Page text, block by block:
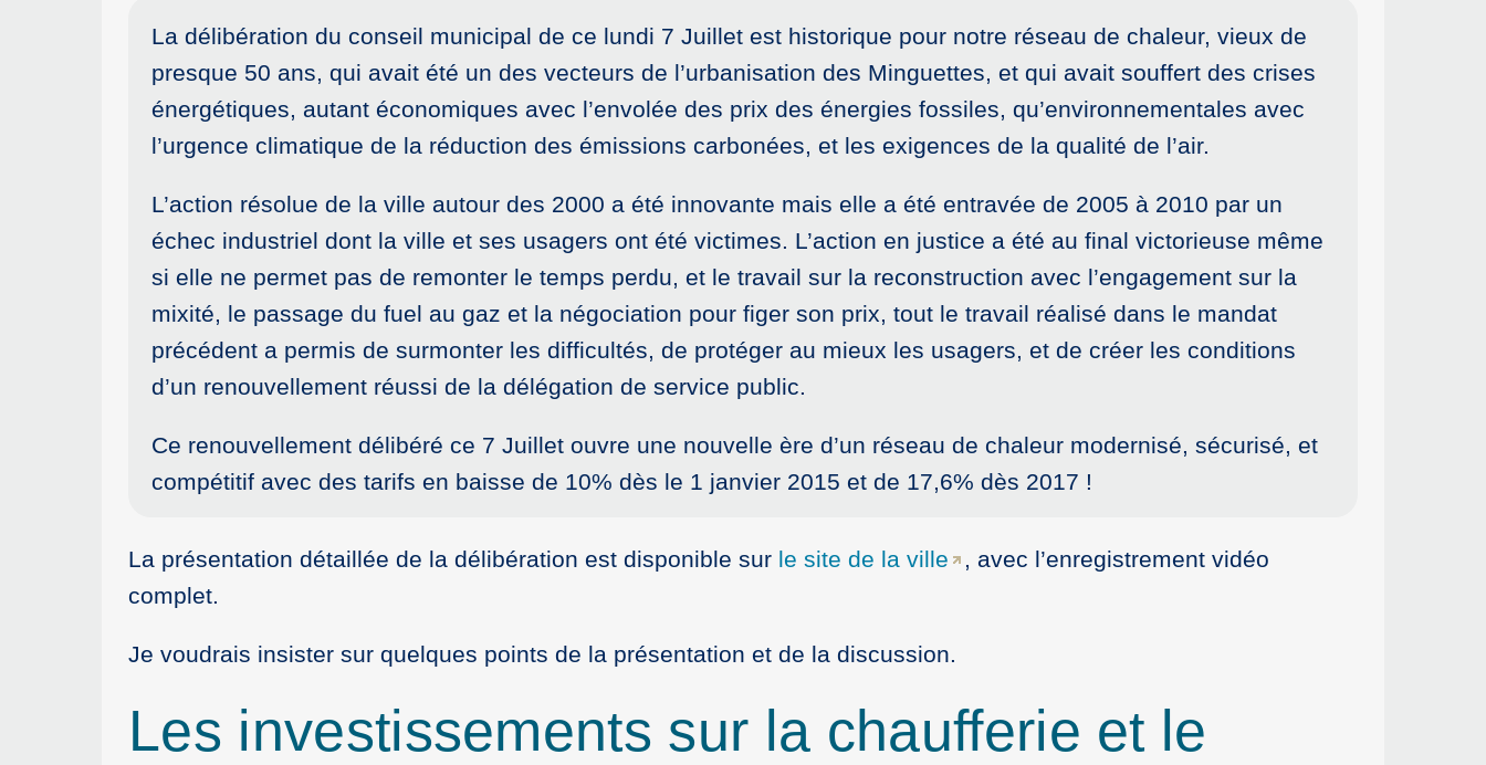
La délibération du conseil municipal de ce lundi 7 Juillet est historique pour notre réseau de chaleur, vieux de
presque 50 ans, qui avait été un des vecteurs de l’urbanisation des Minguettes, et qui avait souffert des crises
énergétiques, autant économiques avec l’envolée des prix des énergies fossiles, qu’environnementales avec
l’urgence climatique de la réduction des émissions carbonées, et les exigences de la qualité de l’air.
L’action résolue de la ville autour des 2000 a été innovante mais elle a été entravée de 2005 à 2010 par un
échec industriel dont la ville et ses usagers ont été victimes. L’action en justice a été au final victorieuse même
si elle ne permet pas de remonter le temps perdu, et le travail sur la reconstruction avec l’engagement sur la
mixité, le passage du fuel au gaz et la négociation pour figer son prix, tout le travail réalisé dans le mandat
précédent a permis de surmonter les difficultés, de protéger au mieux les usagers, et de créer les conditions
d’un renouvellement réussi de la délégation de service public.
Ce renouvellement délibéré ce 7 Juillet ouvre une nouvelle ère d’un réseau de chaleur modernisé, sécurisé, et
compétitif avec des tarifs en baisse de 10% dès le 1 janvier 2015 et de 17,6% dès 2017 !
La présentation détaillée de la délibération est disponible sur le site de la ville
, avec l’enregistrement vidéo
complet.
Je voudrais insister sur quelques points de la présentation et de la discussion.
Les investissements sur la chaufferie et le